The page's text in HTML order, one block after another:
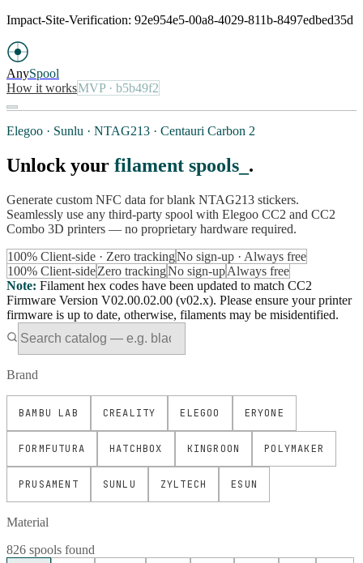
Impact-Site-Verification: 92e954e5-00a8-4029-811b-8497edbed35d
AnySpool
How it worksMVP· b5b49f2
Elegoo · Sunlu · NTAG213 · Centauri Carbon 2
Unlock your filament spools .
Generate custom NFC data for blank NTAG213 stickers.
Seamlessly use any third-party spool with Elegoo CC2 and CC2
Combo 3D printers — no proprietary hardware required.
100% Client-side · Zero trackingNo sign-up · Always free
100% Client-sideZero trackingNo sign-upAlways free
Note: Filament hex codes have been updated to match CC2
Firmware Version V02.00.02.00 (v02.x). Please ensure your printer
firmware is up to date, otherwise, filaments may be misidentified.
Brand
BAMBU LAB CREALITY ELEGOO ERYONE
FORMFUTURA HATCHBOX KINGROON POLYMAKER
PRUSAMENT SUNLU ZYLTECH ESUN
Material
826 spools found